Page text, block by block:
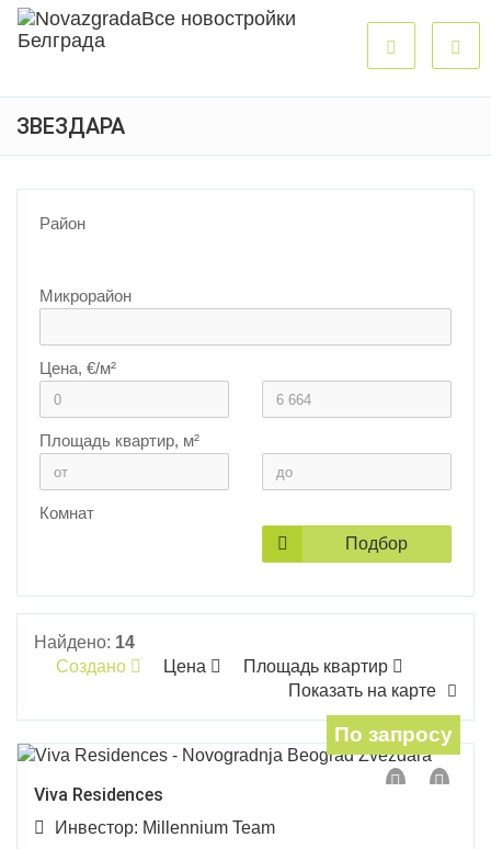
ЗВЕЗДАРА
Район
Микрорайон
Цена, €/м²
Площадь квартир, м²
Комнат
Подбор
Найдено: 14
Создано
Цена
Площадь квартир
Показать на карте
По запросу
Viva Residences
Инвестор: Millennium Team